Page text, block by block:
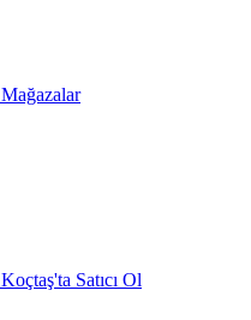
Mağazalar
Koçtaş'ta Satıcı Ol